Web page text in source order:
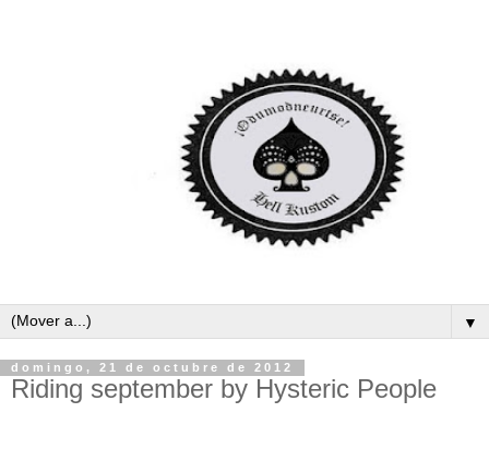
▼
domingo, 21 de octubre de 2012
Riding september by Hysteric People